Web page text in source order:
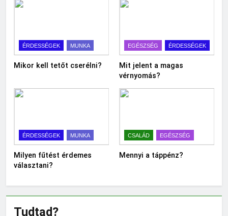
ÉRDESSÉGEK MUNKA
Mikor kell tetőt cserélni?
EGÉSZSÉG ÉRDESSÉGEK
Mit jelent a magas
vérnyomás?
ÉRDESSÉGEK MUNKA
Milyen fűtést érdemes
választani?
CSALÁD EGÉSZSÉG
Mennyi a táppénz?
Tudtad?